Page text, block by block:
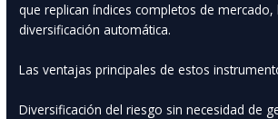
que replican índices completos de
diversificación automática.
Las ventajas principales de estos
Diversificación del riesgo sin necesidad de